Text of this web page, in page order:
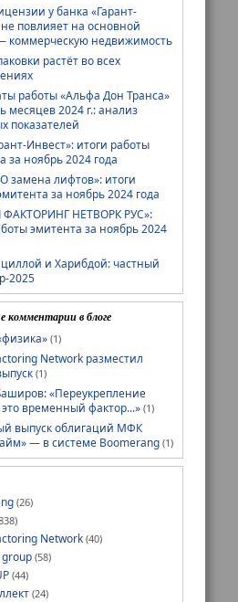
у банка «Гарант-
повлияет на основной
коммерческую недвижимость
растёт во всех
работы «Альфа Дон Транса»
месяцев 2024 г.: анализ
показателей
Инвест»: итоги работы
за ноябрь 2024 года
замена лифтов»: итоги
за ноябрь 2024 года
ФАКТОРИНГ НЕТВОРК РУС»:
эмитента за ноябрь 2024
и Харибдой: частный
2025
комментарии в блоге
(1)
Network разместил
(1)
«Переукрепление
временный фактор...» (1)
выпуск облигаций МФК
— в системе Boomerang(1)
(26)
Network (40)
(58)
(44)
(24)